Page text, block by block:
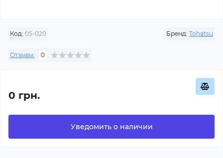
Код: 05-020 Бренд: Tohatsu
Отзывы: 0
0 грн.
Уведомить о наличии